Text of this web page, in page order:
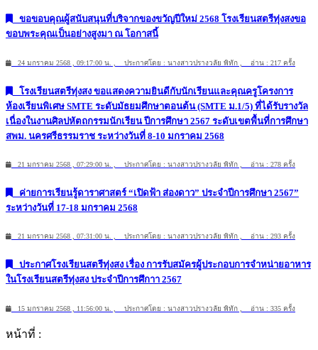
ขอขอบคุณผู้สนับสนุนที่บริจากของขวัญปีใหม่ 2568 โรงเรียนสตรีทุ่งสงขอ
ขอบพระคุณเป็นอย่างสูงมา ณ โอกาสนี้
24 มกราคม 2568 , 09:17:00 น. , ประกาศโดย : นางสาวปรางวลัย พิทัก , อ่าน : 217 ครั้ง
โรงเรียนสตรีทุ่งสง ขอแสดงความยินดีกับนักเรียนและคุณครูโครงการ
ห้องเรียนพิเศษ SMTE ระดับมัธยมศึกษาตอนต้น (SMTE ม.1/5) ที่ได้รับรางวัล
เนื่องในงานศิลปหัตถกรรมนักเรียน ปีการศึกษา 2567 ระดับเขตพื้นที่การศึกษา
สพม. นครศรีธรรมราช ระหว่างวันที่ 8-10 มกราคม 2568
21 มกราคม 2568 , 07:29:00 น. , ประกาศโดย : นางสาวปรางวลัย พิทัก , อ่าน : 278 ครั้ง
ค่ายการเรียนรู้ดาราศาสตร์ “เปิดฟ้า ส่องดาว” ประจำปีการศึกษา 2567”
ระหว่างวันที่ 17-18 มกราคม 2568
21 มกราคม 2568 , 07:31:00 น. , ประกาศโดย : นางสาวปรางวลัย พิทัก , อ่าน : 293 ครั้ง
ประกาศโรงเรียนสตรีทุ่งสง เรื่อง การรับสมัครผู้ประกอบการจำหน่ายอาหาร
ในโรงเรียนสตรีทุ่งสง ประจำปีการศึกาา 2567
15 มกราคม 2568 , 11:56:00 น. , ประกาศโดย : นางสาวปรางวลัย พิทัก , อ่าน : 335 ครั้ง
หน้าที่ :